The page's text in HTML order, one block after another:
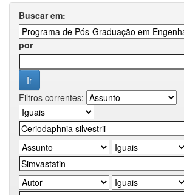
Buscar em:
por
Filtros correntes: